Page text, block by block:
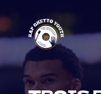
content